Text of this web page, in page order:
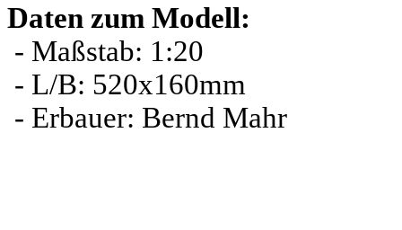
Daten zum Modell:
- Maßstab: 1:20
- L/B: 520x160mm
- Erbauer: Bernd Mahr